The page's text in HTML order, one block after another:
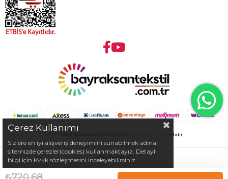
- Tüm hakları saklıdır.
Çerez Kullanımı
Sizlere en iyi alışveriş deneyimini sunabilmek adına
sitemizde çerezler(cookies) kullanmaktayız. Detaylı
bilgi için Kvkk sözleşmesini inceleyebilirsiniz.